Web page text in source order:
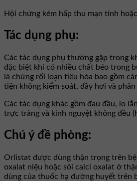
Hội chứng kém hấp thu mạn tính
Tác dụng phụ:
Các tác dụng phụ thường gặp trong
đặc biệt khi có nhiều chất béo trong
là chứng rối loạn tiêu hóa bao gồm
tiện không kiểm soát, đầy hơi và
Các tác dụng khác gồm đau đầu, lo
trực tràng và kinh nguyệt không đều
Chú ý đề phòng:
Orlistat được dùng thận trọng trên
oxalat niệu hoặc sỏi calci oxalat ở
dùng của thuốc hạ đường huyết trên